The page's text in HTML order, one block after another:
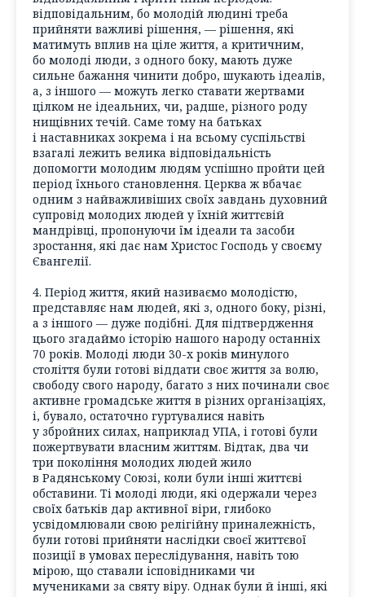
відповідальним, бо молодій людині треба
прийняти важливі рішення, — рішення, які
матимуть вплив на ціле життя, а критичним,
бо молоді люди, з одного боку, мають дуже
сильне бажання чинити добро, шукають ідеалів,
а, з іншого — можуть легко ставати жертвами
цілком не ідеальних, чи, радше, різного роду
нищівних течій. Саме тому на батьках
і наставниках зокрема і на всьому суспільстві
взагалі лежить велика відповідальність
допомогти молодим людям успішно пройти цей
період їхнього становлення. Церква ж вбачає
одним з найважливіших своїх завдань духовний
супровід молодих людей у їхній життєвій
мандрівці, пропонуючи їм ідеали та засоби
зростання, які дає нам Христос Господь у своєму
Євангелії.
4. Період життя, який називаємо молодістю,
представляє нам людей, які з, одного боку, різні,
а з іншого — дуже подібні. Для підтвердження
цього згадаймо історію нашого народу останніх
70 років. Молоді люди 30-х років минулого
століття були готові віддати своє життя за волю,
свободу свого народу, багато з них починали своє
активне громадське життя в різних організаціях,
і, бувало, остаточно гуртувалися навіть
у збройних силах, наприклад УПА, і готові були
пожертвувати власним життям. Відтак, два чи
три покоління молодих людей жило
в Радянському Союзі, коли були інші життєві
обставини. Ті молоді люди, які одержали через
своїх батьків дар активної віри, глибоко
усвідомлювали свою релігійну приналежність,
були готові прийняти наслідки своєї життєвої
позиції в умовах переслідування, навіть тою
мірою, що ставали ісповідниками чи
мучениками за святу віру. Однак були й інші, які